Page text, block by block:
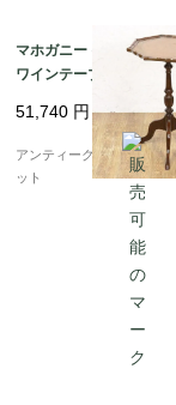
マホガニー イギリス製
ワインテーブル レザー
おしゃれ インテリア 英
国 アンティーク
51,740 円
アンティークブルーパロ
ット